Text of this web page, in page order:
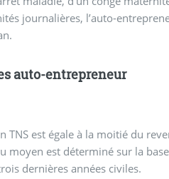
journalières, l’auto-
auto-entrepreneur
TNS est égale à la moitié du
moyen est déterminé sur la
dernières années civiles.